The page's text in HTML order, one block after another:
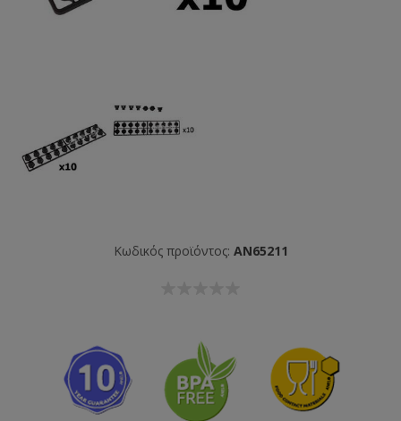
Κωδικός προϊόντος: AN65211